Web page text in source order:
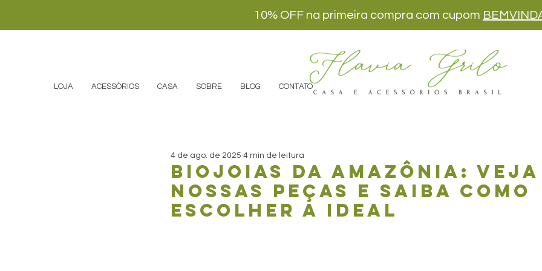
10% OFF na primeira compra com cupom
LOJA ACESSÓRIOS CASA SOBRE BLOG CONTATO
Biojoias da Amazônia: veja
nossas peças e saiba como
escolher a ideal
4 de ago. de 2025 4 min de leitura